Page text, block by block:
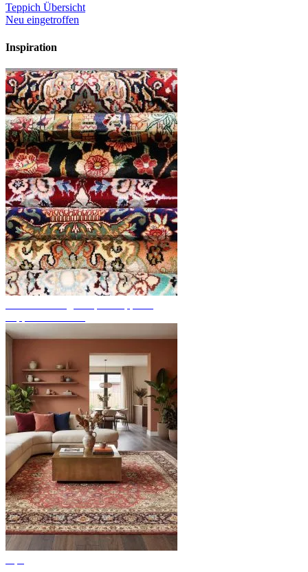
Teppich Übersicht
Neu eingetroffen
Inspiration